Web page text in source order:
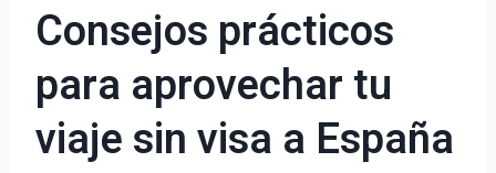
Consejos prácticos
para aprovechar tu
viaje sin visa a España